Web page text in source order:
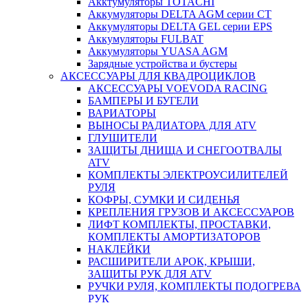
Аккумуляторы DELTA AGM серии CT
Аккумуляторы DELTA GEL серии EPS
Аккумуляторы FULBAT
Аккумуляторы YUASA AGM
Зарядные устройства и бустеры
АКСЕССУАРЫ ДЛЯ КВАДРОЦИКЛОВ
АКСЕССУАРЫ VOEVODA RACING
БАМПЕРЫ И БУГЕЛИ
ВАРИАТОРЫ
ВЫНОСЫ РАДИАТОРА ДЛЯ ATV
ГЛУШИТЕЛИ
ЗАЩИТЫ ДНИЩА И СНЕГООТВАЛЫ
ATV
КОМПЛЕКТЫ ЭЛЕКТРОУСИЛИТЕЛЕЙ
РУЛЯ
КОФРЫ, СУМКИ И СИДЕНЬЯ
КРЕПЛЕНИЯ ГРУЗОВ И АКСЕССУАРОВ
ЛИФТ КОМПЛЕКТЫ, ПРОСТАВКИ,
КОМПЛЕКТЫ АМОРТИЗАТОРОВ
НАКЛЕЙКИ
РАСШИРИТЕЛИ АРОК, КРЫШИ,
ЗАЩИТЫ РУК ДЛЯ ATV
РУЧКИ РУЛЯ, КОМПЛЕКТЫ ПОДОГРЕВА
РУК